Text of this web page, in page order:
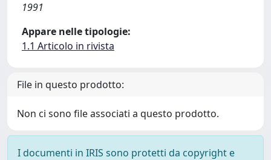
1991
Appare nelle tipologie:
1.1 Articolo in rivista
File in questo prodotto:
Non ci sono file associati a questo prodotto.
I documenti in IRIS sono protetti da copyright e